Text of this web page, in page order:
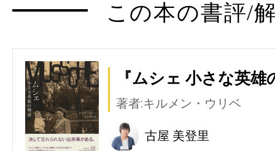
この本の書評/
『ムシェ 小さな英
著者:キルメン・ウリベ
古屋 美登里